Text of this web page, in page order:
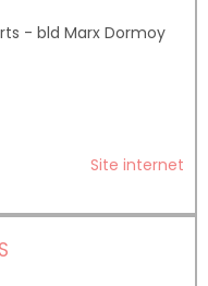
- bld Marx Dormoy
Site internet